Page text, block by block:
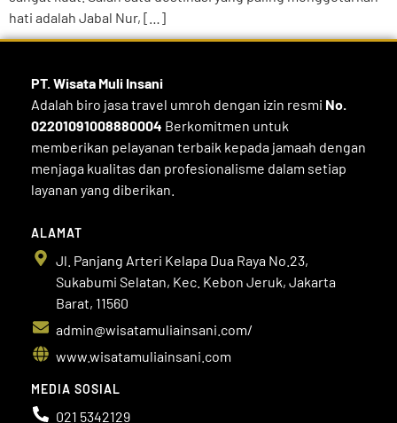
hati adalah Jabal Nur, […]
PT. Wisata Muli Insani
Adalah biro jasa travel umroh dengan izin resmi No.
02201091008880004 Berkomitmen untuk
memberikan pelayanan terbaik kepada jamaah dengan
menjaga kualitas dan profesionalisme dalam setiap
layanan yang diberikan.
ALAMAT
Jl. Panjang Arteri Kelapa Dua Raya No.23,
Sukabumi Selatan, Kec. Kebon Jeruk, Jakarta
Barat, 11560
admin@wisatamuliainsani.com/
www.wisatamuliainsani.com
MEDIA SOSIAL
021 5342129